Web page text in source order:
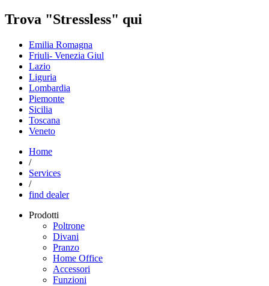
Trova "Stressless" qui
Emilia Romagna
Friuli- Venezia Giul
Lazio
Liguria
Lombardia
Piemonte
Sicilia
Toscana
Veneto
Home
/
Services
/
find dealer
Prodotti
Poltrone
Divani
Pranzo
Home Office
Accessori
Funzioni